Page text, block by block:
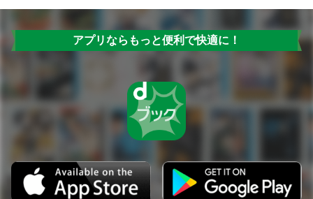
アプリならもっと便利で快適に！